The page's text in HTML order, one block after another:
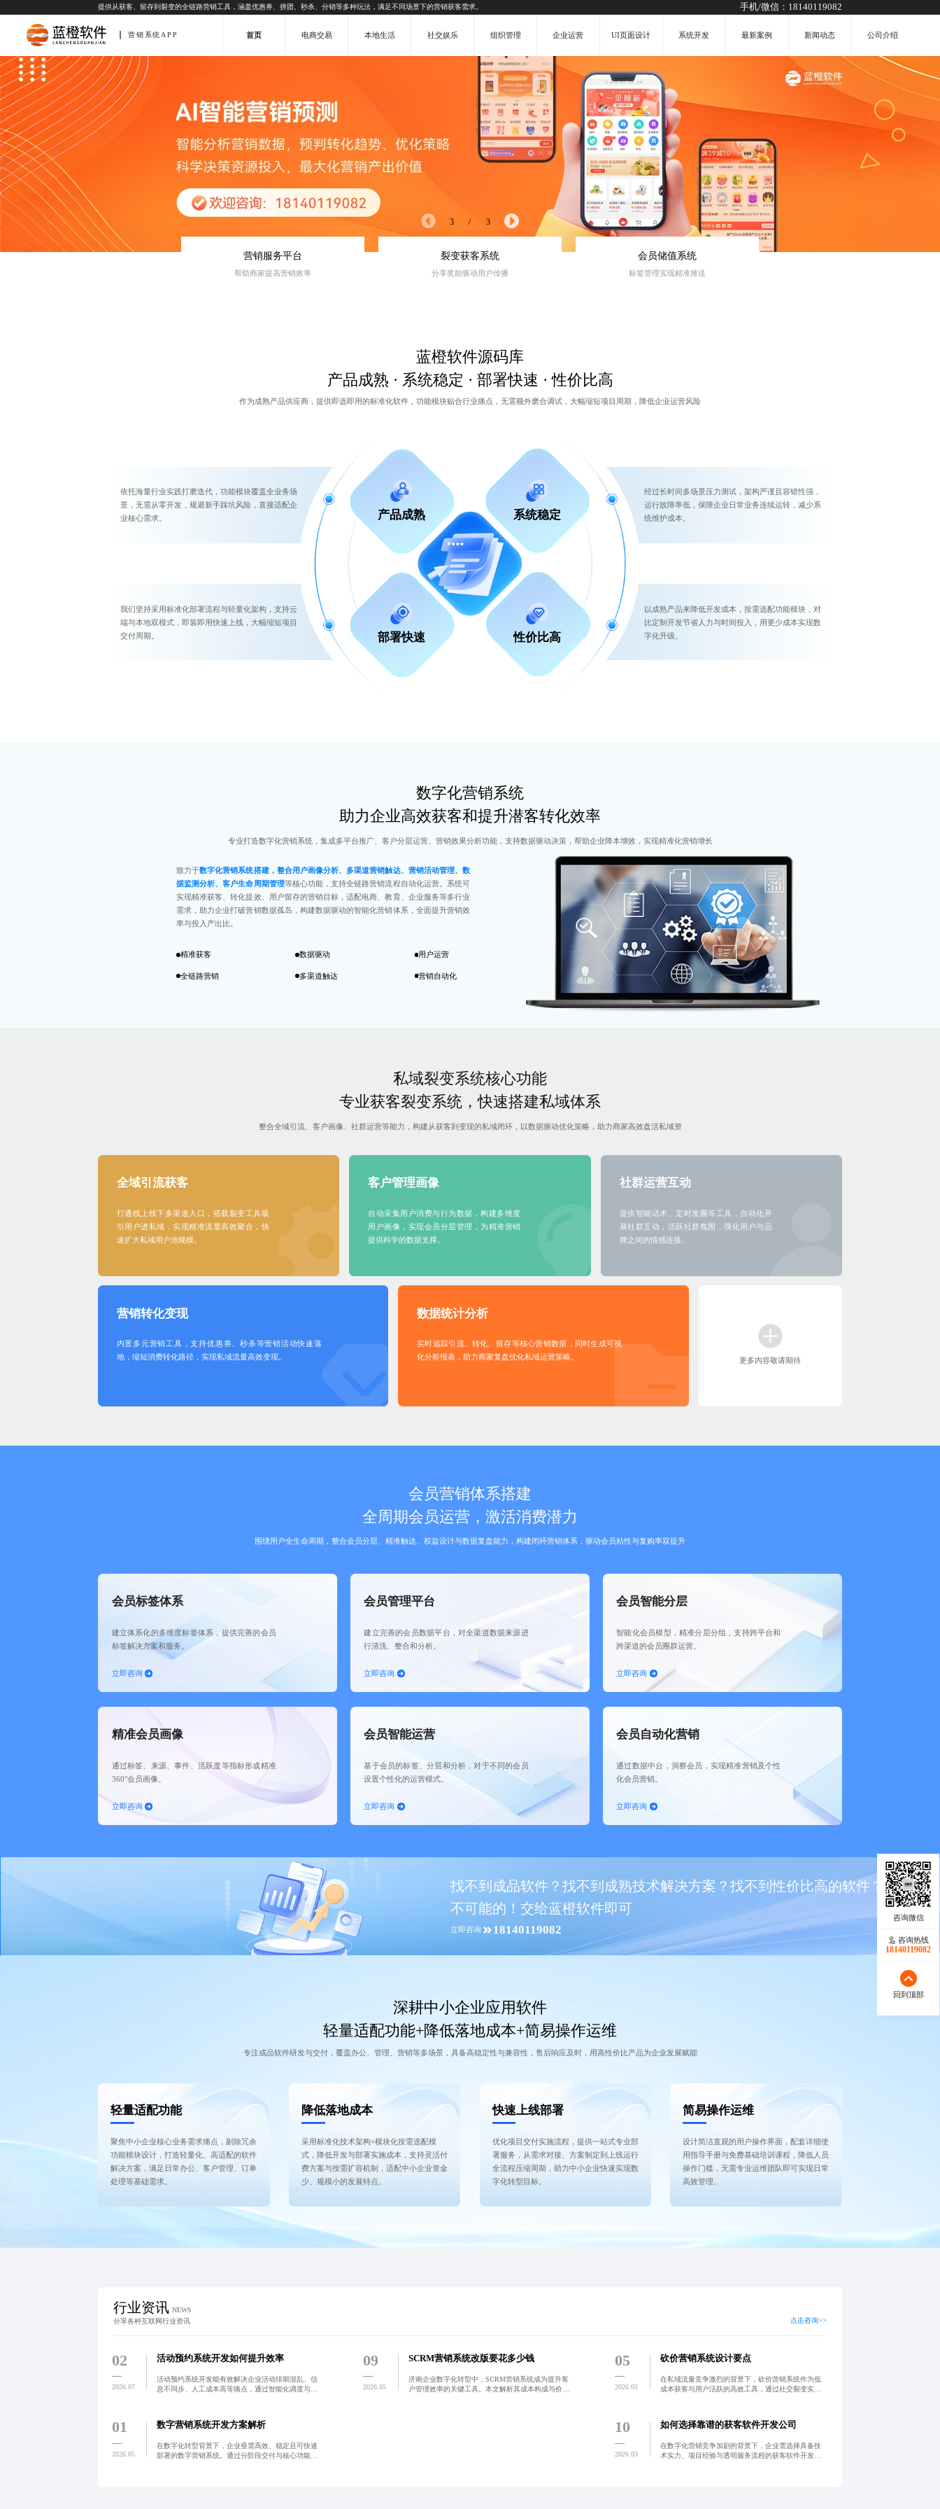
提供从获客、留存到裂变的全链路营销工具，涵盖优惠券、拼团、秒杀、分销等多种玩法，满足不同场景下的营销获客需求。 手机/微信： 18140119082
营销系统APP 首页 电商交易 本地生活 社交娱乐 组织管理 企业运营 UI页面设计 系统开发 最新案例 新闻动态 公司介绍
3 / 3
营销服务平台
帮助商家提高营销效率
裂变获客系统
分享奖励驱动用户传播
会员储值系统
标签管理实现精准推送
蓝橙软件源码库
产品成熟 · 系统稳定 · 部署快速 · 性价比高
作为成熟产品供应商，提供即选即用的标准化软件，功能模块贴合行业痛点，无需额外磨合调试，大幅缩短项目周期，降低企业运营风险
产品成熟 系统稳定
部署快速 性价比高
依托海量行业实践打磨迭代，功能模块覆盖全业务场
景，无需从零开发，规避新手踩坑风险，直接适配企
业核心需求。
我们坚持采用标准化部署流程与轻量化架构，支持云
端与本地双模式，即装即用快速上线，大幅缩短项目
交付周期。
经过长时间多场景压力测试，架构严谨且容错性强，
运行故障率低，保障企业日常业务连续运转，减少系
统维护成本。
以成熟产品来降低开发成本，按需选配功能模块，对
比定制开发节省人力与时间投入，用更少成本实现数
字化升级。
数字化营销系统
助力企业高效获客和提升潜客转化效率
专业打造数字化营销系统，集成多平台推广、客户分层运营、营销效果分析功能，支持数据驱动决策，帮助企业降本增效，实现精准化营销增长
致力于数字化营销系统搭建，整合用户画像分析、多渠道营销触达、营销活动管理、数
据监测分析、客户生命周期管理等核心功能，支持全链路营销流程自动化运营。系统可
实现精准获客、转化提效、用户留存的营销目标，适配电商、教育、企业服务等多行业
需求，助力企业打破营销数据孤岛，构建数据驱动的智能化营销体系，全面提升营销效
率与投入产出比。
精准获客 数据驱动 用户运营
全链路营销 多渠道触达 营销自动化
私域裂变系统核心功能
专业获客裂变系统，快速搭建私域体系
整合全域引流、客户画像、社群运营等能力，构建从获客到变现的私域闭环，以数据驱动优化策略，助力商家高效盘活私域资
全域引流获客
打通线上线下多渠道入口，搭载裂变工具吸
引用户进私域，实现精准流量高效聚合，快
速扩大私域用户池规模。
客户管理画像
自动采集用户消费与行为数据，构建多维度
用户画像，实现会员分层管理，为精准营销
提供科学的数据支撑。
社群运营互动
提供智能话术、定时发圈等工具，自动化开
展社群互动，活跃社群氛围，强化用户与品
牌之间的情感连接。
营销转化变现
内置多元营销工具，支持优惠券、秒杀等营销活动快速落
地，缩短消费转化路径，实现私域流量高效变现。
数据统计分析
实时追踪引流、转化、留存等核心营销数据，同时生成可视
化分析报表，助力商家复盘优化私域运营策略。
更多内容敬请期待
会员营销体系搭建
全周期会员运营，激活消费潜力
围绕用户全生命周期，整合会员分层、精准触达、权益设计与数据复盘能力，构建闭环营销体系，驱动会员粘性与复购率双提升
会员标签体系
建立体系化的多维度标签体系，提供完善的会员
标签解决方案和服务。
立即咨询
会员管理平台
建立完善的会员数据平台，对全渠道数据来源进
行清洗、整合和分析。
立即咨询
会员智能分层
智能化会员模型，精准分层分组，支持跨平台和
跨渠道的会员圈群运营。
立即咨询
精准会员画像
通过标签、来源、事件、活跃度等指标形成精准
360°会员画像。
立即咨询
会员智能运营
基于会员的标签、分层和分析，对于不同的会员
设置个性化的运营模式。
立即咨询
会员自动化营销
通过数据中台，洞察会员，实现精准营销及个性
化会员营销。
立即咨询
找不到成品软件？找不到成熟技术解决方案？找不到性价比高的软件？ 那是
不可能的！交给蓝橙软件即可
立即咨询 18140119082
深耕中小企业应用软件
轻量适配功能+降低落地成本+简易操作运维
专注成品软件研发与交付，覆盖办公、管理、营销等多场景，具备高稳定性与兼容性，售后响应及时，用高性价比产品为企业发展赋能
轻量适配功能
聚焦中小企业核心业务需求痛点，剔除冗余
功能模块设计，打造轻量化、高适配的软件
解决方案，满足日常办公、客户管理、订单
处理等基础需求。
降低落地成本
采用标准化技术架构+模块化按需选配模
式，降低开发与部署实施成本，支持灵活付
费方案与按需扩容机制，适配中小企业资金
少、规模小的发展特点。
快速上线部署
优化项目交付实施流程，提供一站式专业部
署服务，从需求对接、方案制定到上线运行
全流程压缩周期，助力中小企业快速实现数
字化转型目标。
简易操作运维
设计简洁直观的用户操作界面，配套详细使
用指导手册与免费基础培训课程，降低人员
操作门槛，无需专业运维团队即可实现日常
高效管理。
行业资讯 NEWS
分享各种互联网行业资讯
点击咨询>>
02
2026.07
活动预约系统开发如何提升效率
活动预约系统开发能有效解决企业活动排期混乱、信
息不同步、人工成本高等痛点，通过智能化调度与自
实时同步与智能冲
09
2026.05
SCRM营销系统改版要花多少钱
济南企业数字化转型中，SCRM营销系统成为提升客
户管理效率的关键工具。本文解析其成本构成与价值
05
2026.05
砍价营销系统设计要点
在私域流量竞争激烈的背景下，砍价营销系统作为低
成本获客与用户活跃的高效工具，通过社交裂变实现
系，并提出任务激
01
2026.05
数字营销系统开发方案解析
在数字化转型背景下，企业亟需高效、稳定且可快速
部署的数字营销系统。通过分阶段交付与核心功能优
10
2026.03
如何选择靠谱的获客软件开发公司
在数字化营销竞争加剧的背景下，企业需选择具备技
术实力、项目经验与透明服务流程的获客软件开发公
咨询热线
18140119082
回到顶部